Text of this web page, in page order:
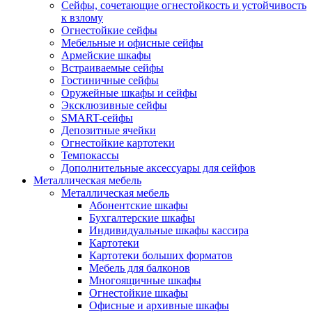
Сейфы, сочетающие огнестойкость и устойчивость
к взлому
Огнестойкие сейфы
Мебельные и офисные сейфы
Армейские шкафы
Встраиваемые сейфы
Гостиничные сейфы
Оружейные шкафы и сейфы
Эксклюзивные сейфы
SMART-сейфы
Депозитные ячейки
Огнестойкие картотеки
Темпокассы
Дополнительные аксессуары для сейфов
Металлическая мебель
Металлическая мебель
Абонентские шкафы
Бухгалтерские шкафы
Индивидуальные шкафы кассира
Картотеки
Картотеки больших форматов
Мебель для балконов
Многоящичные шкафы
Огнестойкие шкафы
Офисные и архивные шкафы